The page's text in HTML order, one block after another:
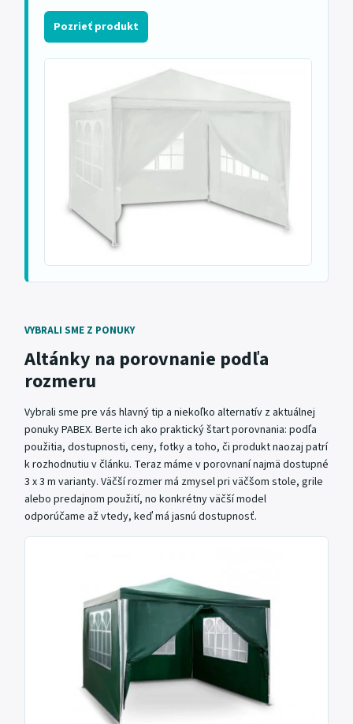
Pozrieť produkt
VYBRALI SME Z PONUKY
Altánky na porovnanie podľa
rozmeru
Vybrali sme pre vás hlavný tip a niekoľko alternatív z aktuálnej
ponuky PABEX. Berte ich ako praktický štart porovnania: podľa
použitia, dostupnosti, ceny, fotky a toho, či produkt naozaj patrí
k rozhodnutiu v článku. Teraz máme v porovnaní najmä dostupné
3 x 3 m varianty. Väčší rozmer má zmysel pri väčšom stole, grile
alebo predajnom použití, no konkrétny väčší model
odporúčame až vtedy, keď má jasnú dostupnosť.